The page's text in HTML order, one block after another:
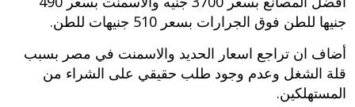
جنيها للطن فوق الجرارات بسعر 510 جنيهات للطن.
أضاف ان تراجع اسعار الحديد والاسمنت في مصر بسبب
قلة الشغل وعدم وجود طلب حقيقي على الشراء من
المستهلكين.